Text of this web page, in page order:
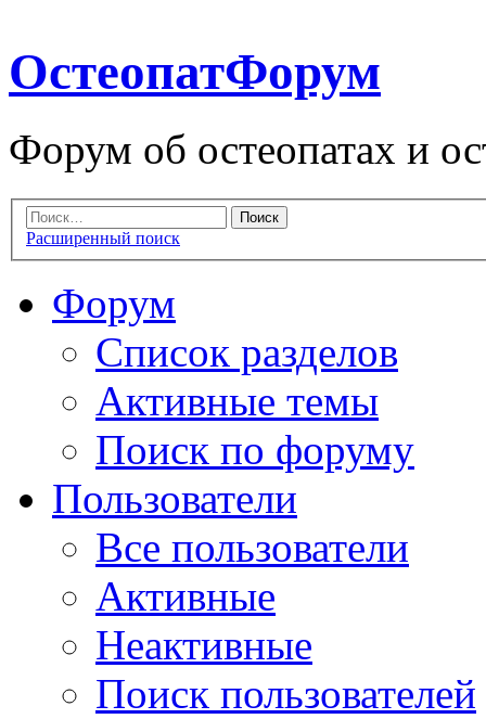
ОстеопатФорум
Форум об остеопатах и
Расширенный поиск
Форум
Список разделов
Активные темы
Поиск по форуму
Пользователи
Все пользователи
Активные
Неактивные
Поиск пользователей